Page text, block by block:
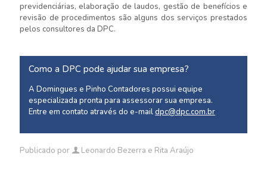
previdenciárias, elaboração de laudos, gestão de benefícios e
revisão de procedimentos são alguns dos serviços prestados
pelos consultores da DPC.
Como a DPC pode ajudar sua empresa?
A Domingues e Pinho Contadores possui equipe
especializada pronta para assessorar sua empresa.
Entre em contato através do e-maildpc@dpc.com.br
Publicado por Leonardo Bezerra e Rita Araújo